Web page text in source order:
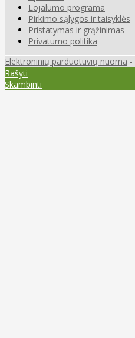
Lojalumo programa
Pirkimo sąlygos ir taisyklės
Pristatymas ir grąžinimas
Privatumo politika
Elektroninių parduotuvių nuoma -
Rašyti
Skambinti